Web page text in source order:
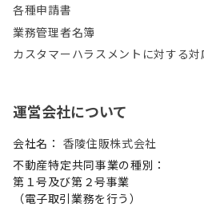
各種申請書
業務管理者名簿
カスタマーハラスメントに対する対
運営会社について
会社名： 香陵住販株式会社
不動産特定共同事業の種別：
第１号及び第２号事業
（電子取引業務を行う）